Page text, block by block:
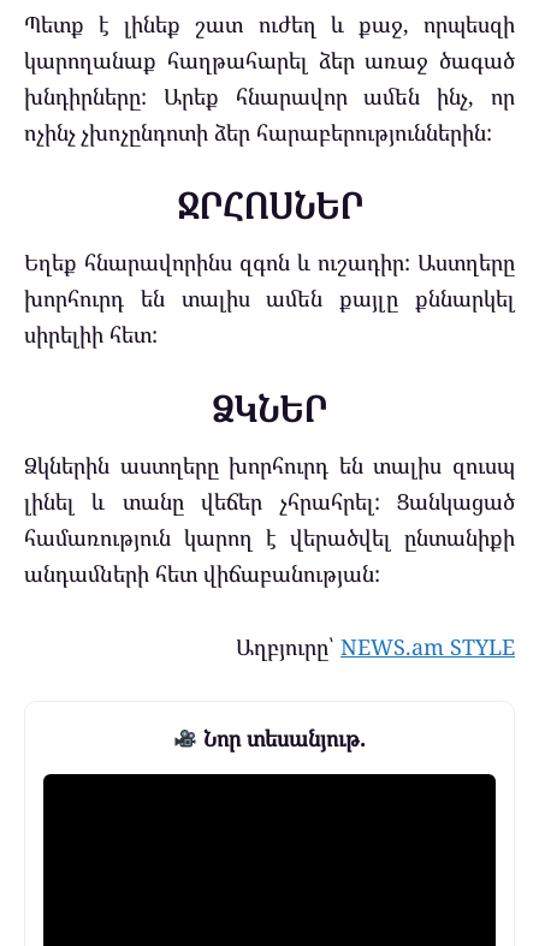
Պետք է լինեք շատ ուժեղ և քաջ, որպեսզի
կարողանաք հաղթահարել ձեր առաջ ծագած
խնդիրները: Արեք հնարավոր ամեն ինչ, որ
ոչինչ չխոչընդոտի ձեր հարաբերություններին:
ՋՐՀՈՍՆԵՐ
Եղեք հնարավորինս զգոն և ուշադիր: Աստղերը
խորհուրդ են տալիս ամեն քայլը քննարկել
սիրելիի հետ:
ՁԿՆԵՐ
Ձկներին աստղերը խորհուրդ են տալիս զուսպ
լինել և տանը վեճեր չհրահրել: Ցանկացած
համառություն կարող է վերածվել ընտանիքի
անդամների հետ վիճաբանության:
Աղբյուրը՝ NEWS.am STYLE
Նոր տեսանյութ.